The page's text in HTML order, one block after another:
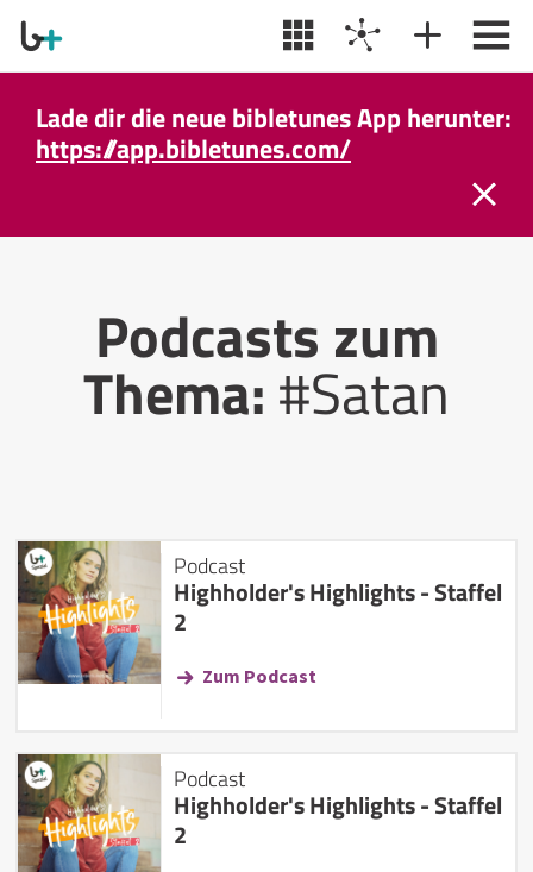
Lade dir die neue bibletunes App herunter:
https://app.bibletunes.com/
Podcasts zum
Thema:#Satan
Podcast
Highholder's Highlights - Staffel
2
Zum Podcast
Podcast
Highholder's Highlights - Staffel
2